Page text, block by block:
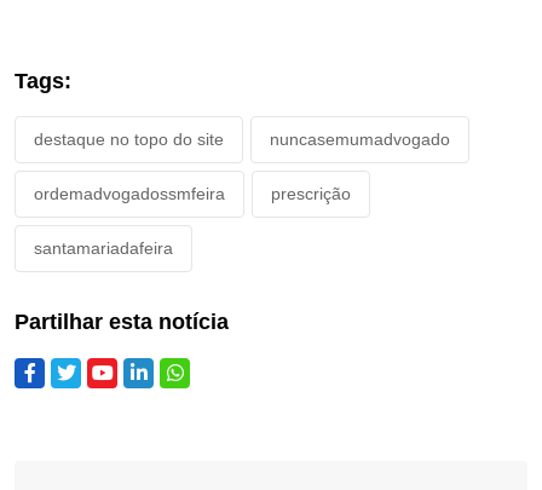
Tags:
destaque no topo do site nuncasemumadvogado
ordemadvogadossmfeira prescrição
santamariadafeira
Partilhar esta notícia